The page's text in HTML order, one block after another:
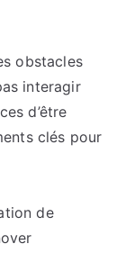
obstacles
interagir
d’être
clés pour
de